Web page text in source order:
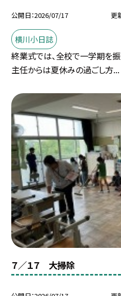
公開日 2026/07/17 更
横川小日誌
終業式では、全校で一学期を
主任からは夏休みの過ごし方...
７／１７ 大掃除